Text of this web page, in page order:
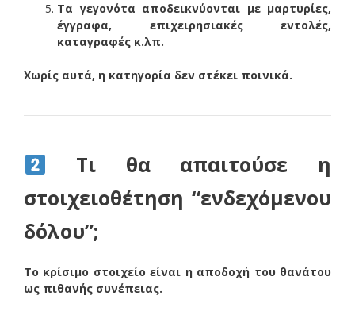
Τα γεγονότα αποδεικνύονται με μαρτυρίες,
έγγραφα, επιχειρησιακές εντολές,
καταγραφές κ.λπ.
Χωρίς αυτά, η κατηγορία δεν στέκει ποινικά.
Τι θα απαιτούσε η
στοιχειοθέτηση “ενδεχόμενου
δόλου”;
Το κρίσιμο στοιχείο είναι η αποδοχή του θανάτου
ως πιθανής συνέπειας.